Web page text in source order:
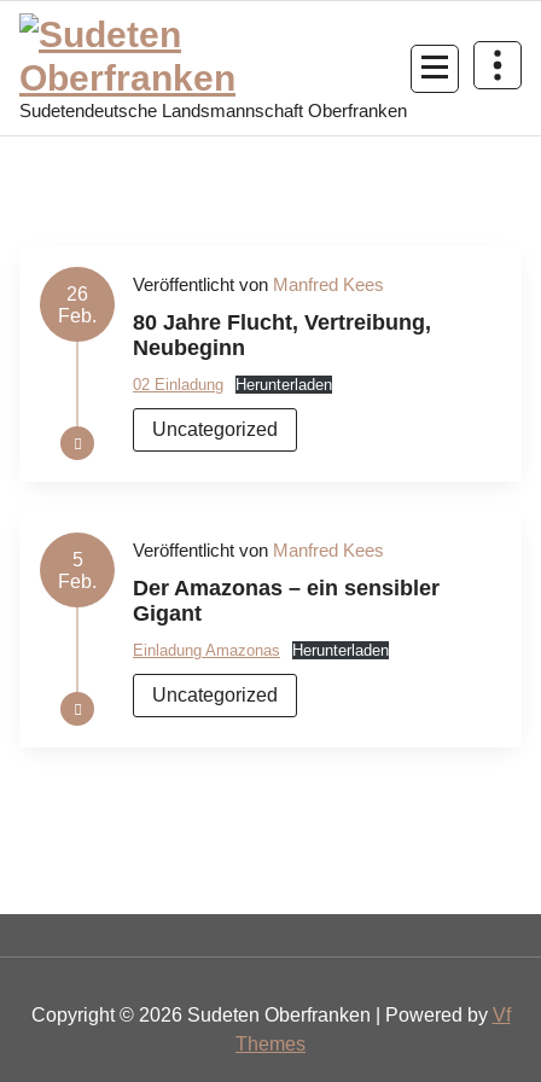
Zum
Inhalt
springen
Sudetendeutsche Landsmannschaft Oberfranken
26
Feb.
Veröffentlicht von Manfred Kees
80 Jahre Flucht, Vertreibung,
Neubeginn
02 Einladung Herunterladen
Uncategorized
5
Feb.
Veröffentlicht von Manfred Kees
Der Amazonas – ein sensibler
Gigant
Einladung Amazonas Herunterladen
Uncategorized
Copyright © 2026 Sudeten Oberfranken | Powered by Vf
Themes